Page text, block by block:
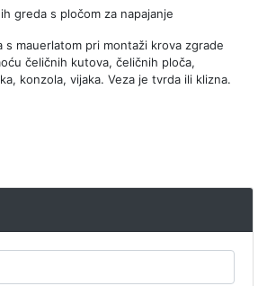
greda s pločom za napajanje
s ​​mauerlatom pri montaži krova zgrade
čeličnih kutova, čeličnih ploča,
konzola, vijaka. Veza je tvrda ili klizna.